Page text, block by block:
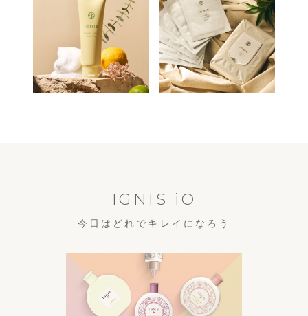
IGNIS iO
今日はどれでキレイになろう